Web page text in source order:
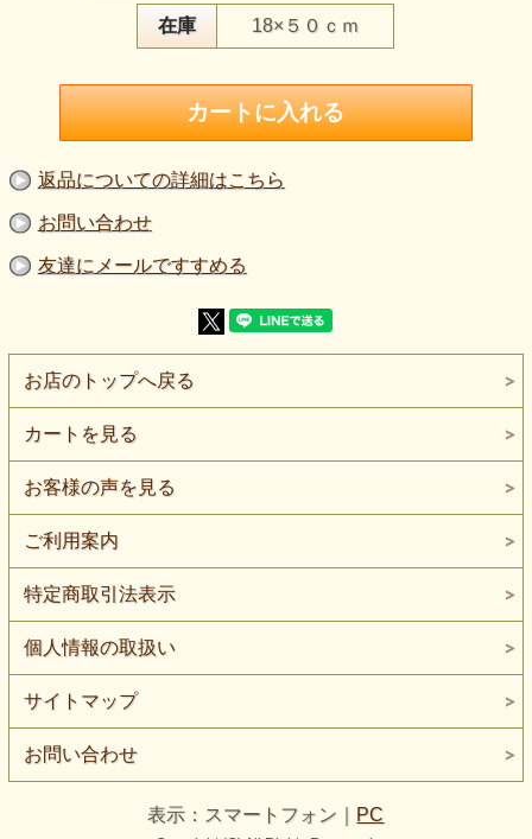
・少し離れると濃いグレイの無地調、近くでは細かなストラ
イプが見えます。
・白い糸との組み合わせによって、杢調の奥行きが感じられ
・普通程度の厚みで、ニットとしては伸びが少なめです。
・トップス、羽織り、スカート、ベスト、バッグやポーチな
どにご検討いただけます。
・生地幅は約165cm。広幅を活かして型紙の配置を考えやす
【品 番】g1284
【商品名】シャンブレーストライプニット生地 グレイ
【価 格】350円＋消費税（50cm単位）
【素 材】ポリエステル：100％
【生地幅】約165cm
【生地の伸び】伸びは少なめです
るシャンブレー調のニット
【ボタンの大きさ】比較用ボタン直径：約2cm
濃淡のあるグレイ地に、白い糸の細かな筋が連なるシャンブ
レーストライプニットです。
太い縞がはっきり現れる柄ではなく、少し離れると濃いグレ
イの無地調に見え、近くでは細かな線の集まりが分かりま
す。
白い糸との組み合わせによって、単色ではない杢調の奥行き
が感じられます。
無地だけでは少し物足りない時に、柄を強く出しすぎず取り
入れられる素材です。
ム生地とは異なり、細かな編み目と白い短線が表情を作って
います。
厚みは普通程度で、ニットとしては伸びが少なめです。
少しゆとりのあるトップス、ボックス型プルオーバー、前開
きのカーディガン風羽織り、ベスト、スカートなどにご検討
いただけます。
プルオーバーへ使う場合は、伸びだけで頭を通す小さな衿ぐ
りよりも、開きを設ける形や、十分なゆとりを持たせた型の
在庫 18×５０ｃｍ
返品についての詳細はこちら
お問い合わせ
友達にメールですすめる
お店のトップへ戻る
カートを見る
お客様の声を見る
ご利用案内
特定商取引法表示
個人情報の取扱い
サイトマップ
お問い合わせ
表示：スマートフォン｜ PC